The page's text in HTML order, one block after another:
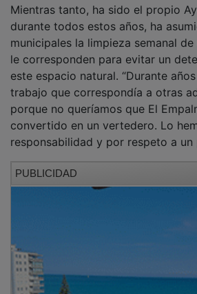
durante todos estos años, ha
municipales la limpieza semanal de
le corresponden para evitar un
este espacio natural. “Durante
trabajo que correspondía a otras
porque no queríamos que El
convertido en un vertedero. Lo
responsabilidad y por respeto a un